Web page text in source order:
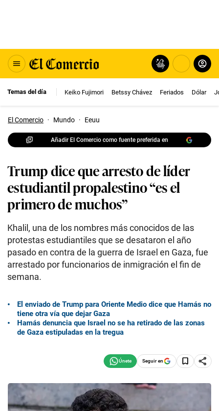
Temas del día Keiko Fujimori Betssy Chávez Feriados Dólar
El Comercio · Mundo · Eeuu
Añadir El Comercio como fuente preferida en
Trump dice que arresto de líder
estudiantil propalestino “es el
primero de muchos”
Khalil, una de los nombres más conocidos de las
protestas estudiantiles que se desataron el año
pasado en contra de la guerra de Israel en Gaza, fue
arrestado por funcionarios de inmigración el fin de
semana.
El enviado de Trump para Oriente Medio dice que Hamás no
tiene otra vía que dejar Gaza
Hamás denuncia que Israel no se ha retirado de las zonas
de Gaza estipuladas en la tregua
Seguir en